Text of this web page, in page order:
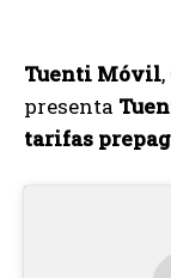
Tuenti Móvil
presenta
tarifas